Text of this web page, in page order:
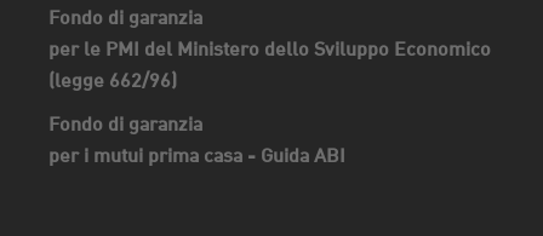
Fondo di garanzia
per le PMI del Ministero dello Sviluppo Economico
(legge 662/96)
Fondo di garanzia
per i mutui prima casa - Guida ABI